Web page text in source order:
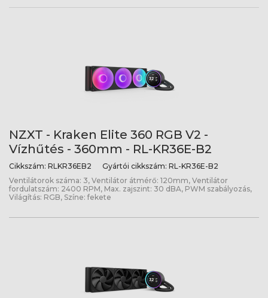
NZXT - Kraken Elite 360 RGB V2 -
Vízhűtés - 360mm - RL-KR36E-B2
Cikkszám: RLKR36EB2 Gyártói cikkszám: RL-KR36E-B2
Ventilátorok száma: 3, Ventilátor átmérő: 120mm, Ventilátor
fordulatszám: 2400 RPM, Max. zajszint: 30 dBA, PWM szabályozás,
Világítás: RGB, Színe: fekete